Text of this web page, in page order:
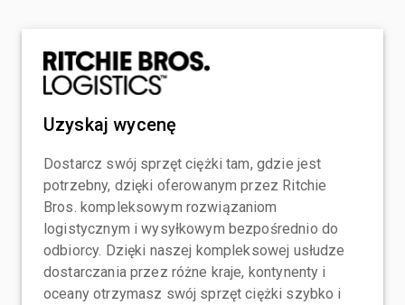
Uzyskaj wycenę
Dostarcz swój sprzęt ciężki tam, gdzie jest
potrzebny, dzięki oferowanym przez Ritchie
Bros. kompleksowym rozwiązaniom
logistycznym i wysyłkowym bezpośrednio do
odbiorcy. Dzięki naszej kompleksowej usłudze
dostarczania przez różne kraje, kontynenty i
oceany otrzymasz swój sprzęt ciężki szybko i